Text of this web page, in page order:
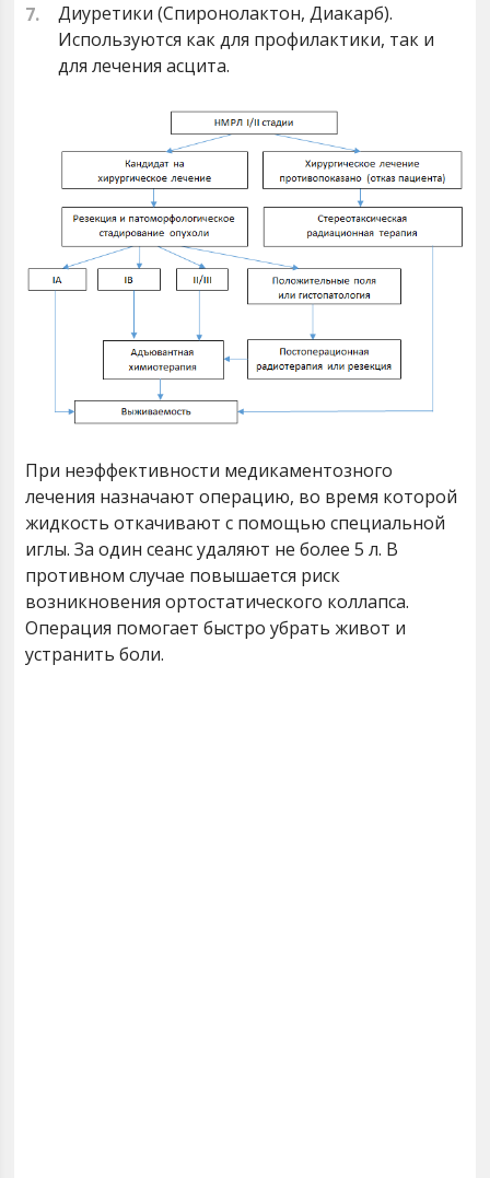
Диуретики (Спиронолактон, Диакарб).
Используются как для профилактики, так и
для лечения асцита.
При неэффективности медикаментозного
лечения назначают операцию, во время которой
жидкость откачивают с помощью специальной
иглы. За один сеанс удаляют не более 5 л. В
противном случае повышается риск
возникновения ортостатического коллапса.
Операция помогает быстро убрать живот и
устранить боли.